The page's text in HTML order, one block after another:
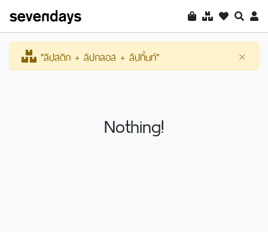
"ลิปสติก + ลิปกลอส + ลิปทิ้นท์" ×
Nothing!